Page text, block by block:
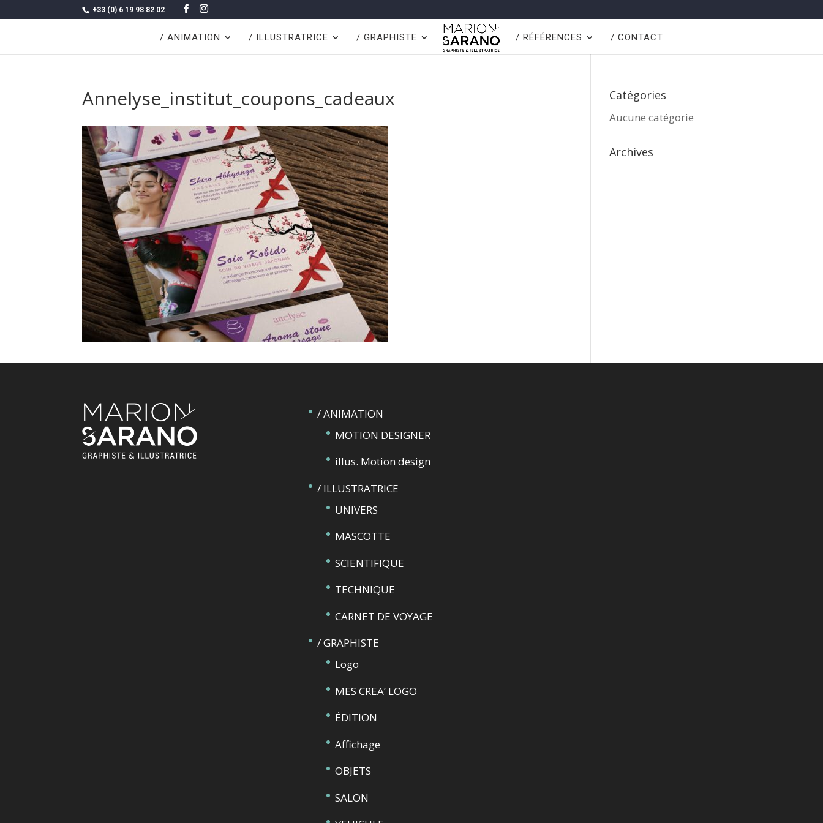
+33 (0) 6 19 98 82 02
/ ANIMATION / ILLUSTRATRICE / GRAPHISTE / RÉFÉRENCES / CONTACT
Annelyse_institut_coupons_cadeaux Catégories
Aucune catégorie
Archives
/ ANIMATION
MOTION DESIGNER
illus. Motion design
/ ILLUSTRATRICE
UNIVERS
MASCOTTE
SCIENTIFIQUE
TECHNIQUE
CARNET DE VOYAGE
/ GRAPHISTE
Logo
MES CREA’ LOGO
ÉDITION
Affichage
OBJETS
SALON